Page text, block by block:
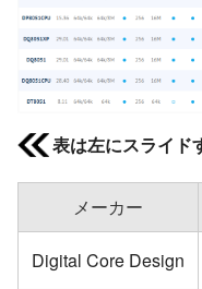
表は左にスライド
メーカー
Digital Core Design